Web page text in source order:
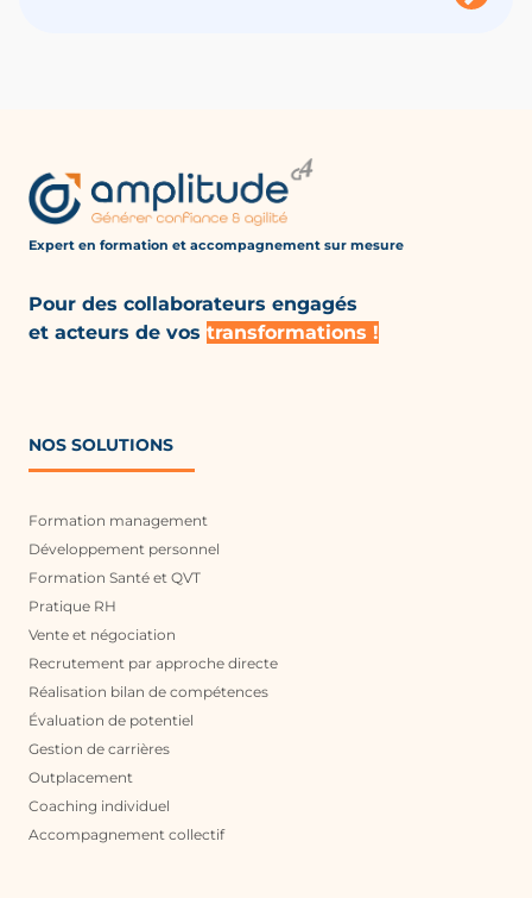
Expert en formation et accompagnement sur mesure
Pour des collaborateurs engagés
et acteurs de vos transformations !
NOS SOLUTIONS
Formation management
Développement personnel
Formation Santé et QVT
Pratique RH
Vente et négociation
Recrutement par approche directe
Réalisation bilan de compétences
Évaluation de potentiel
Gestion de carrières
Outplacement
Coaching individuel
Accompagnement collectif